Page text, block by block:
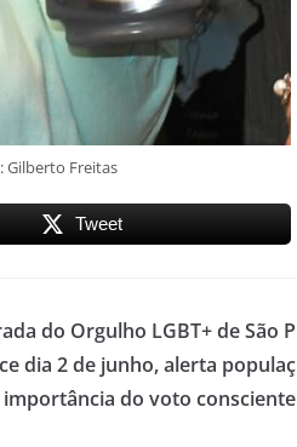
Gilberto Freitas
Tweet
do Orgulho LGBT+ de São P
dia 2 de junho, alerta populaç
importância do voto consciente